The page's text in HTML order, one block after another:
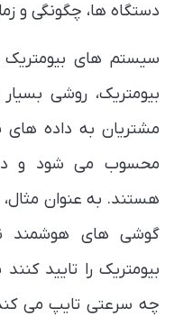
دستگاه ها، چگونگی و
سیستم های
بیومتریک، روشی
مشتریان به داده
محسوب می شود و
هستند. به عنوان
گوشی های هوشمند
بیومتریک را تایید
چه سرعتی تایپ می